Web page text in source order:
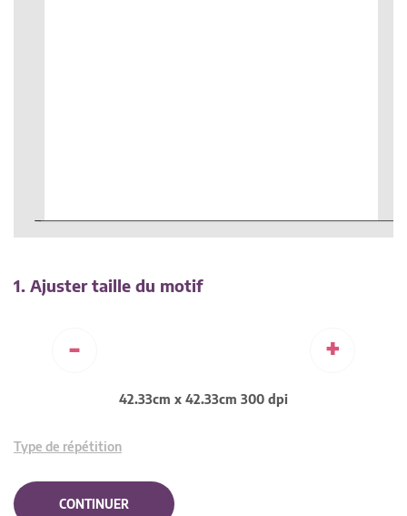
1. Ajuster taille du motif
- +
42.33cm x 42.33cm 300 dpi
Type de répétition
CONTINUER